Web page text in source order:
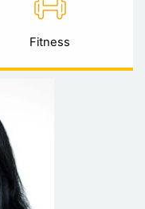
Fitness